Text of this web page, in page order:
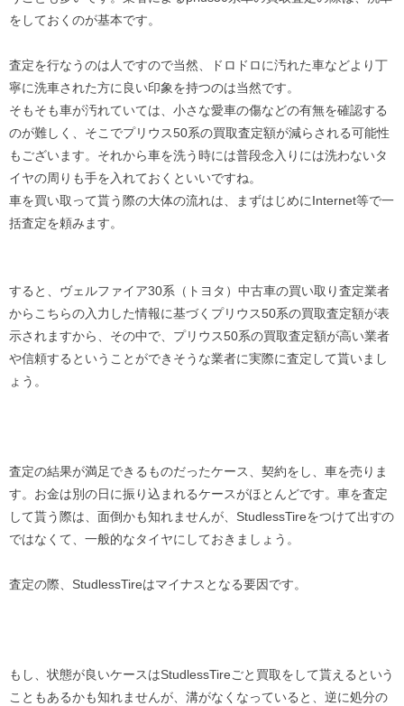
をしておくのが基本です。
査定を行なうのは人ですので当然、ドロドロに汚れた車などより丁
寧に洗車された方に良い印象を持つのは当然です。
そもそも車が汚れていては、小さな愛車の傷などの有無を確認する
のが難しく、そこでプリウス50系の買取査定額が減らされる可能性
もございます。それから車を洗う時には普段念入りには洗わないタ
イヤの周りも手を入れておくといいですね。
車を買い取って貰う際の大体の流れは、まずはじめにInternet等で一
括査定を頼みます。
すると、ヴェルファイア30系（トヨタ）中古車の買い取り査定業者
からこちらの入力した情報に基づくプリウス50系の買取査定額が表
示されますから、その中で、プリウス50系の買取査定額が高い業者
や信頼するということができそうな業者に実際に査定して貰いまし
ょう。
査定の結果が満足できるものだったケース、契約をし、車を売りま
す。お金は別の日に振り込まれるケースがほとんどです。車を査定
して貰う際は、面倒かも知れませんが、StudlessTireをつけて出すの
ではなくて、一般的なタイヤにしておきましょう。
査定の際、StudlessTireはマイナスとなる要因です。
もし、状態が良いケースはStudlessTireごと買取をして貰えるという
こともあるかも知れませんが、溝がなくなっていると、逆に処分の